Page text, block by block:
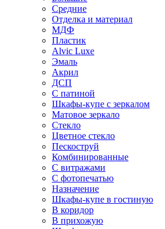
Средние
Отделка и материал
МДФ
Пластик
Alvic Luxe
Эмаль
Акрил
ДСП
С патиной
Шкафы-купе с зеркалом
Матовое зеркало
Стекло
Цветное стекло
Пескоструй
Комбинированные
С витражами
С фотопечатью
Назначение
Шкафы-купе в гостиную
В коридор
В прихожую